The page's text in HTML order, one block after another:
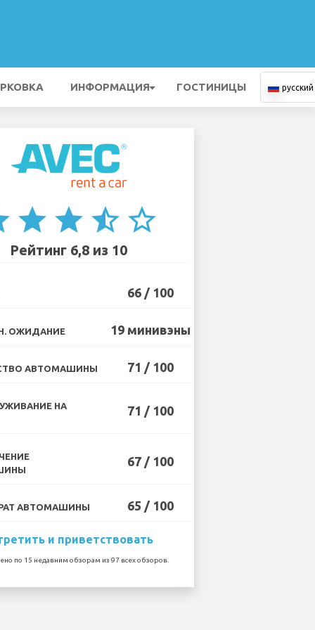
ИНФОРМАЦИЯ ГОСТИНИЦЫ русский
star star star_half star_border
Рейтинг 6,8 из 10
66 / 100
ОЖИДАНИЕ 19 минивэны
АВТОМАШИНЫ 71 / 100
НА
71 / 100
67 / 100
АВТОМАШИНЫ 65 / 100
и приветствовать
по 15 недавним обзорам из 97 всех обзоров.